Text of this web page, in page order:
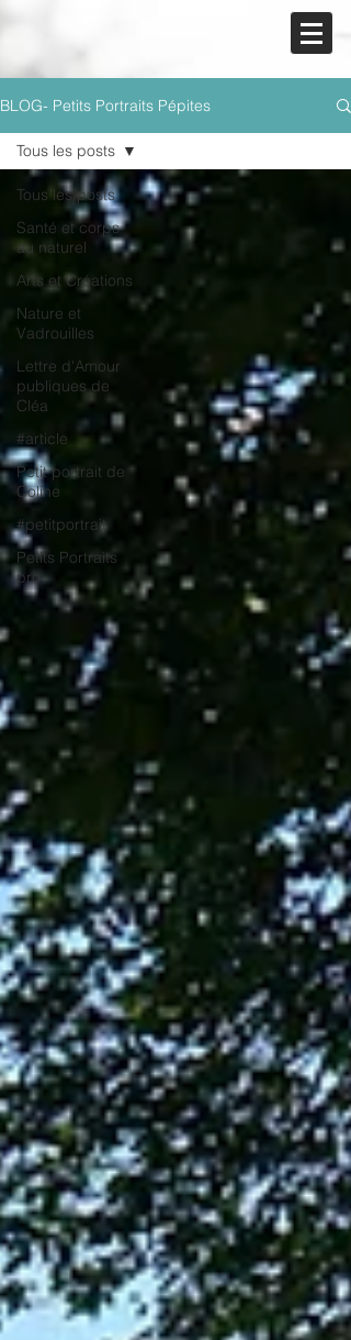
BLOG- Petits Portraits Pépites
Tous les posts
Santé et corps
au naturel
Arts et Créations
Nature et
Vadrouilles
Lettre d'Amour
publiques de
Cléa
#article
Petit portrait de
Coline
#petitportrait
Petits Portraits
pro
Tous les posts